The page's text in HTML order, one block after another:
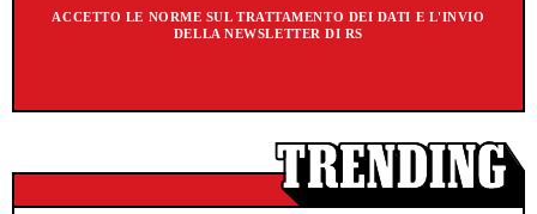
ACCETTO LE NORME SUL TRATTAMENTO DEI DATI E L'INVIO
DELLA NEWSLETTER DI RS